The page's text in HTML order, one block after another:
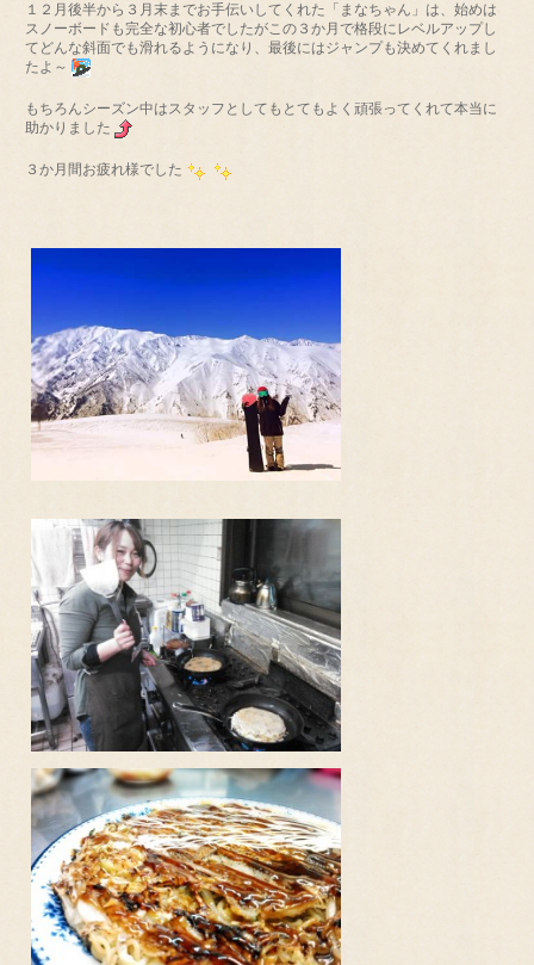
１２月後半から３月末までお手伝いしてくれた「まなちゃん」は、始めは
スノーボードも完全な初心者でしたがこの３か月で格段にレベルアップし
てどんな斜面でも滑れるようになり、最後にはジャンプも決めてくれまし
たよ～
もちろんシーズン中はスタッフとしてもとてもよく頑張ってくれて本当に
助かりました
３か月間お疲れ様でした